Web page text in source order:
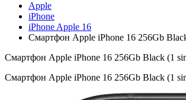
Apple
iPhone
iPhone Apple 16
Смартфон Apple iPhone 16 256Gb
Смартфон Apple iPhone 16 256Gb Black (1
Смартфон Apple iPhone 16 256Gb Black (1